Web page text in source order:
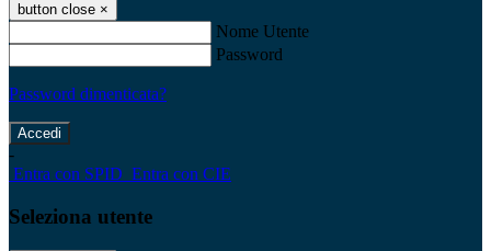
button close ×
Nome Utente
Password
Password dimenticata?
-
Entra con SPID Entra con CIE
Seleziona utente